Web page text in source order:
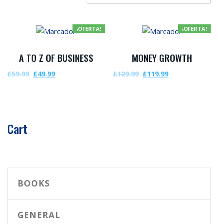
¡OFERTA!
A TO Z OF BUSINESS
£59.99 £49.99
¡OFERTA!
MONEY GROWTH
£129.99 £119.99
Cart
BOOKS
GENERAL